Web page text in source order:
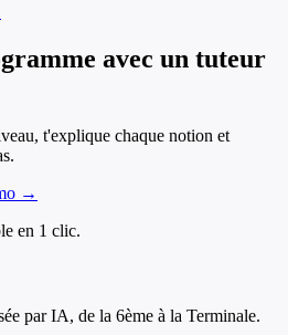
avec un tuteur
t'explique chaque notion et
→
en 1 clic.
par IA, de la 6ème à la Terminale.